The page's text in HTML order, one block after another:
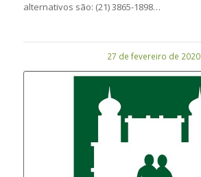
alternativos são: (21) 3865-1898…
27 de fevereiro de 2020